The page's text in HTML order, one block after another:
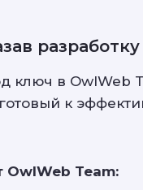
ключ в OwlWeb
к
OwlWeb Team: